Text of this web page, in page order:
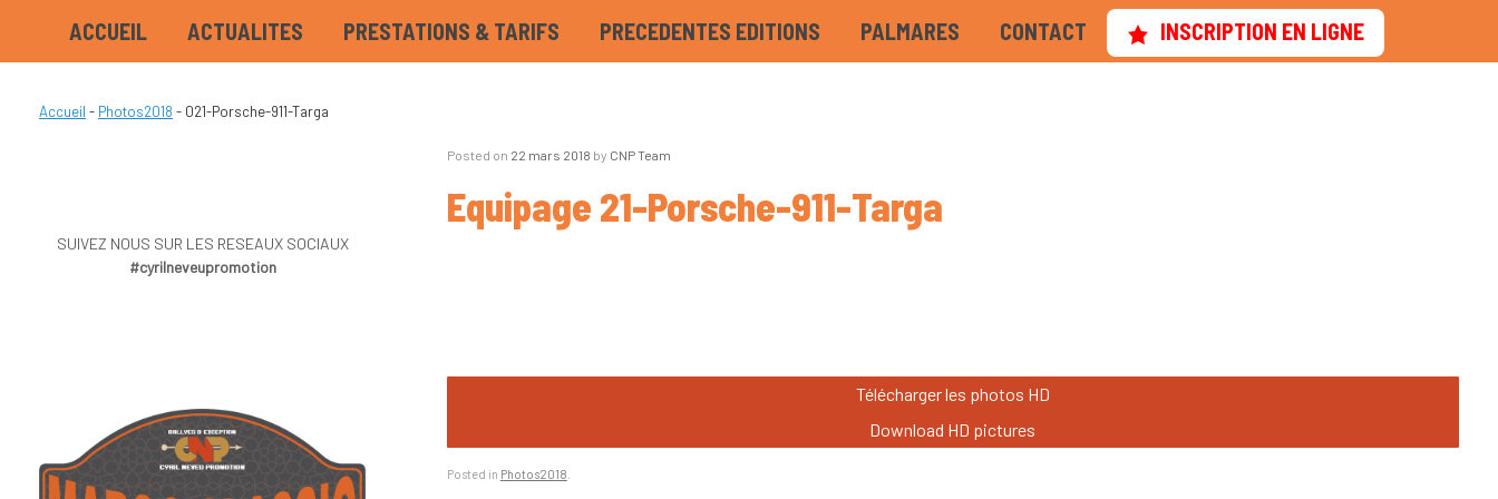
ACCUEIL ACTUALITES PRESTATIONS & TARIFS PRECEDENTES EDITIONS PALMARES CONTACT INSCRIPTION EN LIGNE
Accueil - Photos2018 - 021-Porsche-911-Targa
Posted on 22 mars 2018 by CNP Team
Equipage 21-Porsche-911-Targa
Télécharger les photos HD
Download HD pictures
Posted in Photos2018
SUIVEZ NOUS SUR LES RESEAUX SOCIAUX
#cyrilneveupromotion